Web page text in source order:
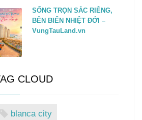
SỐNG TRỌN SẮC RIÊNG,
BÊN BIỂN NHIỆT ĐỚI –
VungTauLand.vn
CLOUD
blanca city